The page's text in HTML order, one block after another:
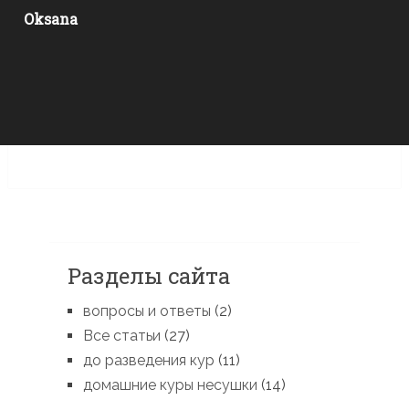
Oksana
Разделы сайта
вопросы и ответы (2)
Все статьи (27)
до разведения кур (11)
домашние куры несушки (14)